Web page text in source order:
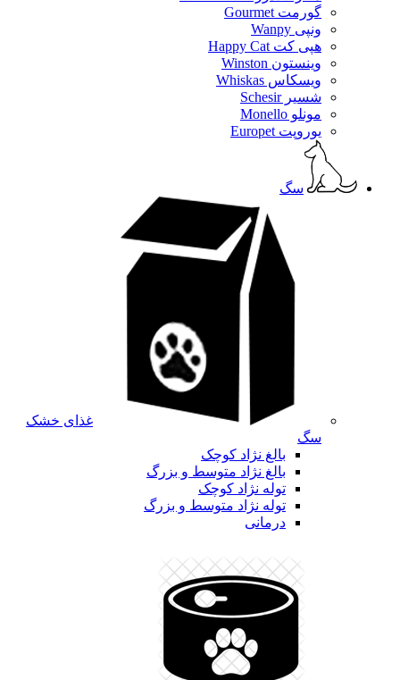
گورمت Gourmet
ونپی Wanpy
هپی کت Happy Cat
وینستون Winston
ویسکاس Whiskas
شسیر Schesir
مونلو Monello
یوروپت Europet
سگ
غذای خشک
سگ
بالغ نژاد کوچک
بالغ نژاد متوسط و بزرگ
توله نژاد کوچک
توله نژاد متوسط و بزرگ
درمانی